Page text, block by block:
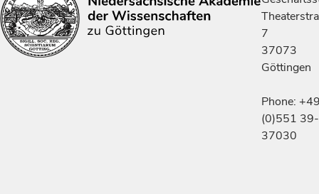
7
37073
Göttingen
Phone:
(0)551 39-
37030